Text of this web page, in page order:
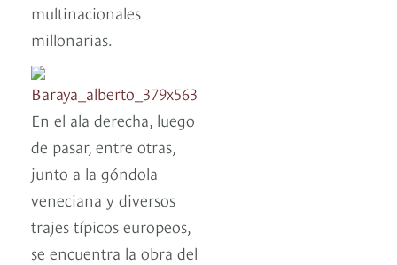
multinacionales
millonarias.
En el ala derecha, luego
de pasar, entre otras,
junto a la góndola
veneciana y diversos
trajes típicos europeos,
se encuentra la obra del